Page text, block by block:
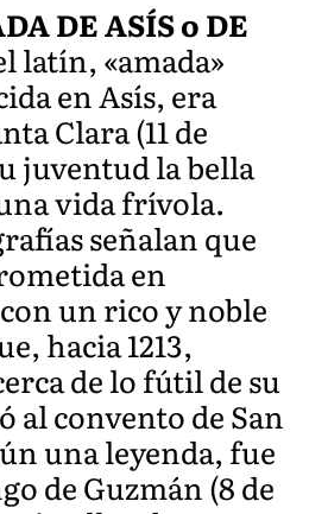
DE ASÍS o DE
latín, «amada»
en Asís, era
Clara (11 de
juventud la bella
vida frívola.
señalan que
en
un rico y noble
hacia 1213,
de lo fútil de su
al convento de San
una leyenda, fue
de Guzmán (8 de